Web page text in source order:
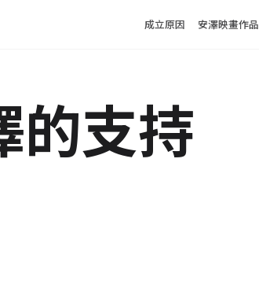
Main menu
成立原因 安澤映畫作品
的支持